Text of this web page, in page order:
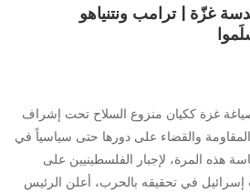
غزّة | ترامب ونتنياهو
غزة ككيان منزوع السلاح تحت إشراف
والقضاء على دورها حتى سياسياً في
هذه المرة، لإجبار الفلسطينيين على
في تحقيقه بالحرب، أعلن الرئيس